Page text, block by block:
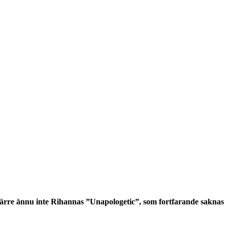
ännu inte Rihannas ”Unapologetic”, som fortfarande saknas